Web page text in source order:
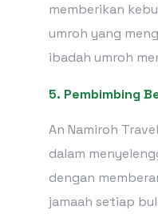
memberikan
umroh yang
ibadah umroh
5. Pembimbing
An Namiroh
dalam
dengan
jamaah setiap